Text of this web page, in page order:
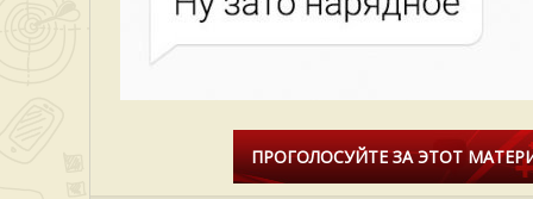
ПРОГОЛОСУЙТЕ ЗА ЭТОТ